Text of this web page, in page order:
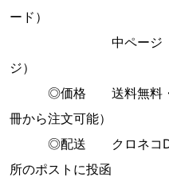
ード）
中ページ（マット
ジ）
◎価格 送料無料・消
冊から注文可能）
◎配送 クロネコDM
所のポストに投函